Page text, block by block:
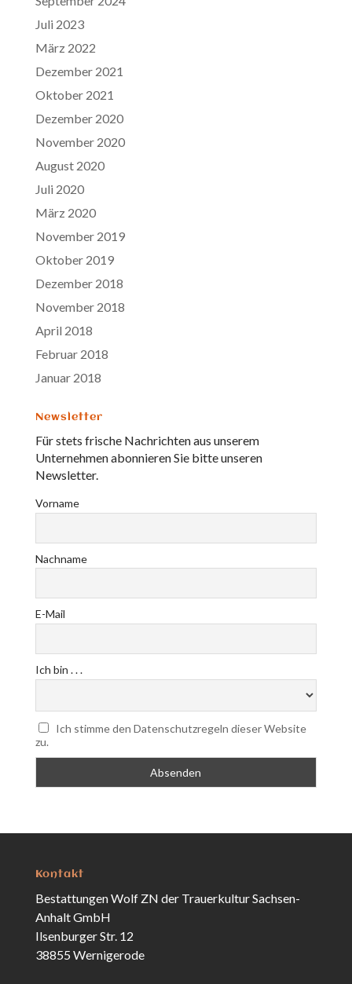
Juli 2023
März 2022
Dezember 2021
Oktober 2021
Dezember 2020
November 2020
August 2020
Juli 2020
März 2020
November 2019
Oktober 2019
Dezember 2018
November 2018
April 2018
Februar 2018
Januar 2018
Newsletter
Für stets frische Nachrichten aus unserem
Unternehmen abonnieren Sie bitte unseren
Newsletter.
Vorname
Nachname
E-Mail
Ich bin . . .
Ich stimme den Datenschutzregeln dieser Website
zu.
Kontakt
Bestattungen Wolf ZN der Trauerkultur Sachsen-
Anhalt GmbH
Ilsenburger Str. 12
38855 Wernigerode